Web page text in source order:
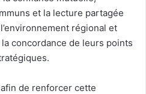
et la lecture partagée
régional et
concordance de leurs points
de renforcer cette